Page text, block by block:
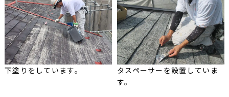
下塗りをしています。
タスペーサーを設置していま
す。